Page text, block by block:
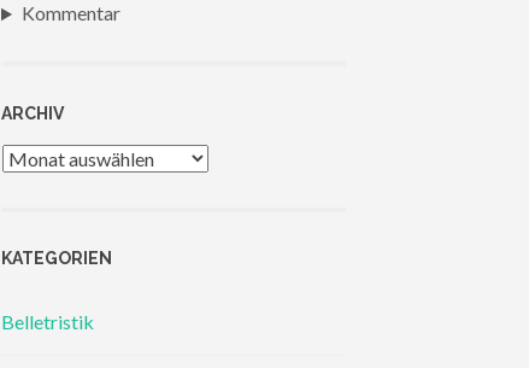
Kommentar
ARCHIV
Archiv
KATEGORIEN
Belletristik